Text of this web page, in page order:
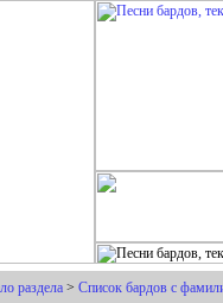
раздела > Список бардов с